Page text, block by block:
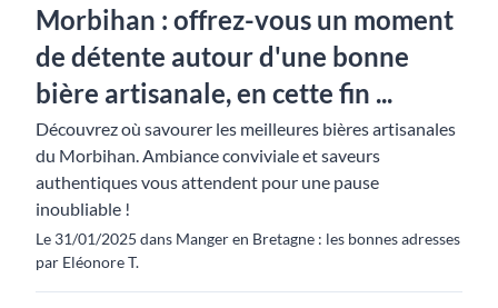
Morbihan : offrez-vous un moment
de détente autour d'une bonne
bière artisanale, en cette fin ...
Découvrez où savourer les meilleures bières artisanales
du Morbihan. Ambiance conviviale et saveurs
authentiques vous attendent pour une pause
inoubliable !
Le 31/01/2025 dans Manger en Bretagne : les bonnes adresses
par Eléonore T.